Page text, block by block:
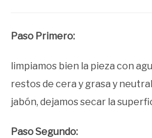
Paso Primero:
limpiamos bien la pieza con
restos de cera y grasa y
jabón, dejamos secar la
Paso Segundo: